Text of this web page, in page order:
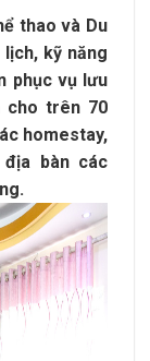
thao và Du
kỹ năng
phục vụ lưu
cho trên 70
homestay,
bàn các